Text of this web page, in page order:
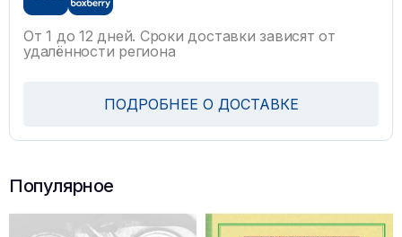
От 1 до 12 дней. Сроки доставки зависят от
удалённости региона
ПОДРОБНЕЕ О ДОСТАВКЕ
Популярное